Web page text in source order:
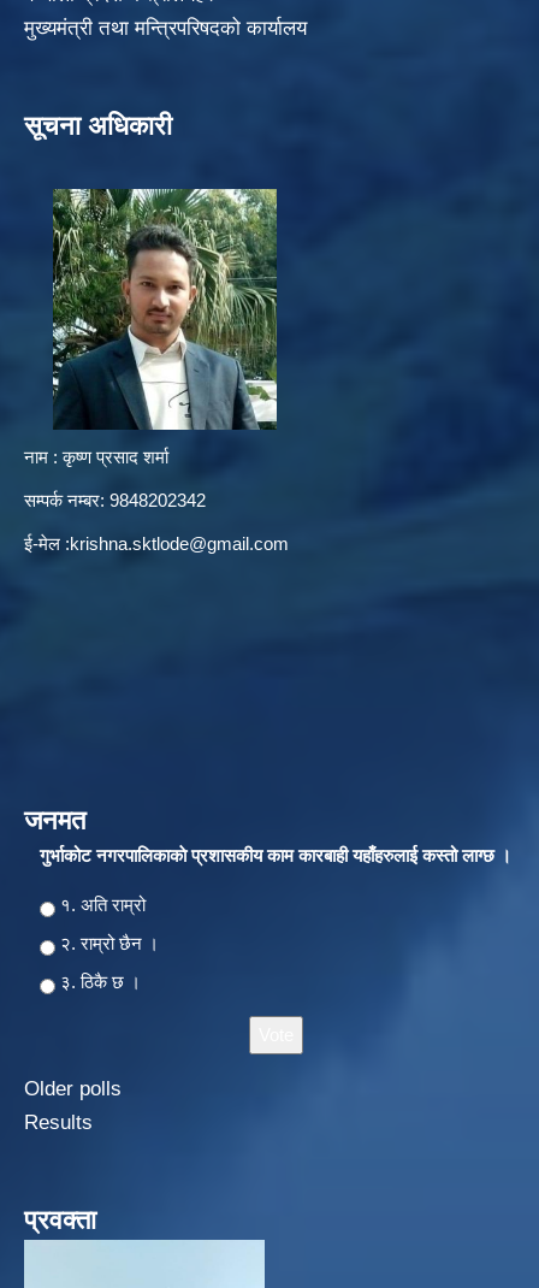
मुख्यमंत्री तथा मन्त्रिपरिषदको कार्यालय
सूचना अधिकारी
नाम : कृष्ण प्रसाद शर्मा
सम्पर्क नम्बर: 9848202342
ई-मेल :krishna.sktlode@gmail.com
जनमत
गुर्भाकोट नगरपालिकाकाे प्रशासकीय काम कारबाही यहाँहरुलाई कस्तो लाग्छ ।
Choices
१. अति राम्रो
२‍‍. राम्रो छैन ।
३. ठिकै छ ।
Older polls
Results
प्रवक्ता